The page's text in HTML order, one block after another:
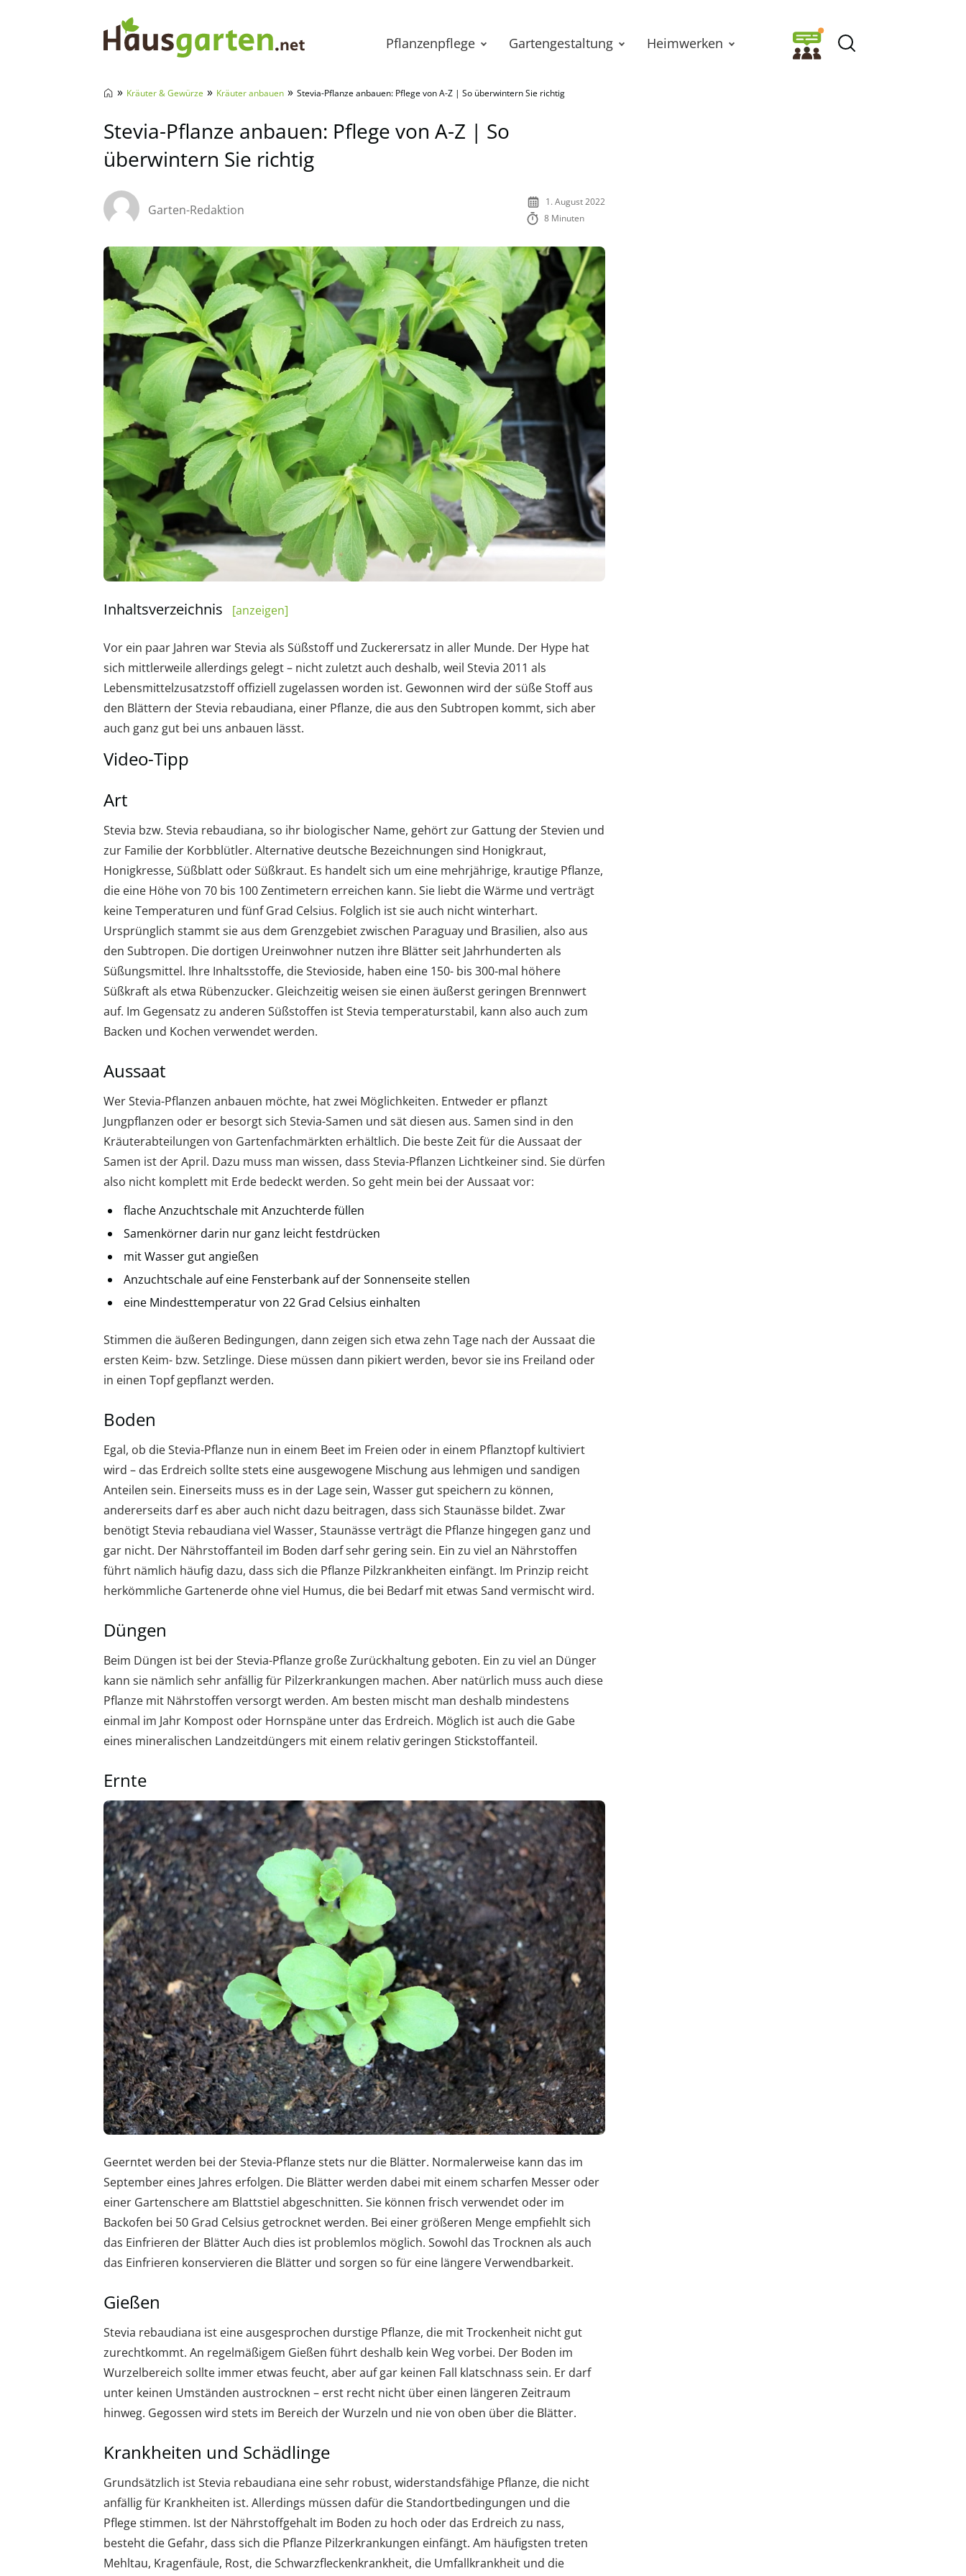
Pflanzenpflege Gartengestaltung Heimwerken
» Kräuter & Gewürze » Kräuter anbauen » Stevia-Pflanze anbauen: Pflege von A-Z | So überwintern Sie richtig
Stevia-Pflanze anbauen: Pflege von A-Z | So
überwintern Sie richtig
Garten-Redaktion
1. August 2022
8 Minuten
Inhaltsverzeichnis [anzeigen]
Vor ein paar Jahren war Stevia als Süßstoff und Zuckerersatz in aller Munde. Der Hype hat
sich mittlerweile allerdings gelegt – nicht zuletzt auch deshalb, weil Stevia 2011 als
Lebensmittelzusatzstoff offiziell zugelassen worden ist. Gewonnen wird der süße Stoff aus
den Blättern der Stevia rebaudiana, einer Pflanze, die aus den Subtropen kommt, sich aber
auch ganz gut bei uns anbauen lässt.
Video-Tipp
Art
Stevia bzw. Stevia rebaudiana, so ihr biologischer Name, gehört zur Gattung der Stevien und
zur Familie der Korbblütler. Alternative deutsche Bezeichnungen sind Honigkraut,
Honigkresse, Süßblatt oder Süßkraut. Es handelt sich um eine mehrjährige, krautige Pflanze,
die eine Höhe von 70 bis 100 Zentimetern erreichen kann. Sie liebt die Wärme und verträgt
keine Temperaturen und fünf Grad Celsius. Folglich ist sie auch nicht winterhart.
Ursprünglich stammt sie aus dem Grenzgebiet zwischen Paraguay und Brasilien, also aus
den Subtropen. Die dortigen Ureinwohner nutzen ihre Blätter seit Jahrhunderten als
Süßungsmittel. Ihre Inhaltsstoffe, die Stevioside, haben eine 150- bis 300-mal höhere
Süßkraft als etwa Rübenzucker. Gleichzeitig weisen sie einen äußerst geringen Brennwert
auf. Im Gegensatz zu anderen Süßstoffen ist Stevia temperaturstabil, kann also auch zum
Backen und Kochen verwendet werden.
Aussaat
Wer Stevia-Pflanzen anbauen möchte, hat zwei Möglichkeiten. Entweder er pflanzt
Jungpflanzen oder er besorgt sich Stevia-Samen und sät diesen aus. Samen sind in den
Kräuterabteilungen von Gartenfachmärkten erhältlich. Die beste Zeit für die Aussaat der
Samen ist der April. Dazu muss man wissen, dass Stevia-Pflanzen Lichtkeiner sind. Sie dürfen
also nicht komplett mit Erde bedeckt werden. So geht mein bei der Aussaat vor:
flache Anzuchtschale mit Anzuchterde füllen
Samenkörner darin nur ganz leicht festdrücken
mit Wasser gut angießen
Anzuchtschale auf eine Fensterbank auf der Sonnenseite stellen
eine Mindesttemperatur von 22 Grad Celsius einhalten
Stimmen die äußeren Bedingungen, dann zeigen sich etwa zehn Tage nach der Aussaat die
ersten Keim- bzw. Setzlinge. Diese müssen dann pikiert werden, bevor sie ins Freiland oder
in einen Topf gepflanzt werden.
Boden
Egal, ob die Stevia-Pflanze nun in einem Beet im Freien oder in einem Pflanztopf kultiviert
wird – das Erdreich sollte stets eine ausgewogene Mischung aus lehmigen und sandigen
Anteilen sein. Einerseits muss es in der Lage sein, Wasser gut speichern zu können,
andererseits darf es aber auch nicht dazu beitragen, dass sich Staunässe bildet. Zwar
benötigt Stevia rebaudiana viel Wasser, Staunässe verträgt die Pflanze hingegen ganz und
gar nicht. Der Nährstoffanteil im Boden darf sehr gering sein. Ein zu viel an Nährstoffen
führt nämlich häufig dazu, dass sich die Pflanze Pilzkrankheiten einfängt. Im Prinzip reicht
herkömmliche Gartenerde ohne viel Humus, die bei Bedarf mit etwas Sand vermischt wird.
Düngen
Beim Düngen ist bei der Stevia-Pflanze große Zurückhaltung geboten. Ein zu viel an Dünger
kann sie nämlich sehr anfällig für Pilzerkrankungen machen. Aber natürlich muss auch diese
Pflanze mit Nährstoffen versorgt werden. Am besten mischt man deshalb mindestens
einmal im Jahr Kompost oder Hornspäne unter das Erdreich. Möglich ist auch die Gabe
eines mineralischen Landzeitdüngers mit einem relativ geringen Stickstoffanteil.
Ernte
Geerntet werden bei der Stevia-Pflanze stets nur die Blätter. Normalerweise kann das im
September eines Jahres erfolgen. Die Blätter werden dabei mit einem scharfen Messer oder
einer Gartenschere am Blattstiel abgeschnitten. Sie können frisch verwendet oder im
Backofen bei 50 Grad Celsius getrocknet werden. Bei einer größeren Menge empfiehlt sich
das Einfrieren der Blätter Auch dies ist problemlos möglich. Sowohl das Trocknen als auch
das Einfrieren konservieren die Blätter und sorgen so für eine längere Verwendbarkeit.
Gießen
Stevia rebaudiana ist eine ausgesprochen durstige Pflanze, die mit Trockenheit nicht gut
zurechtkommt. An regelmäßigem Gießen führt deshalb kein Weg vorbei. Der Boden im
Wurzelbereich sollte immer etwas feucht, aber auf gar keinen Fall klatschnass sein. Er darf
unter keinen Umständen austrocknen – erst recht nicht über einen längeren Zeitraum
hinweg. Gegossen wird stets im Bereich der Wurzeln und nie von oben über die Blätter.
Krankheiten und Schädlinge
Grundsätzlich ist Stevia rebaudiana eine sehr robust, widerstandsfähige Pflanze, die nicht
anfällig für Krankheiten ist. Allerdings müssen dafür die Standortbedingungen und die
Pflege stimmen. Ist der Nährstoffgehalt im Boden zu hoch oder das Erdreich zu nass,
besteht die Gefahr, dass sich die Pflanze Pilzerkrankungen einfängt. Am häufigsten treten
Mehltau, Kragenfäule, Rost, die Schwarzfleckenkrankheit, die Umfallkrankheit und die